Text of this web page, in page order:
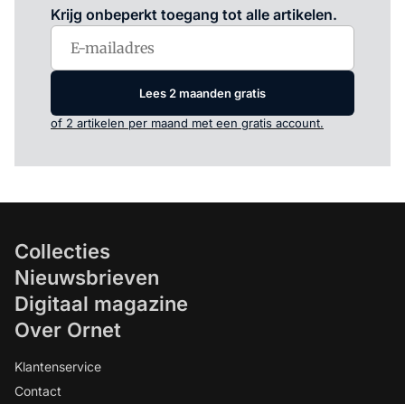
Krijg onbeperkt toegang tot alle artikelen.
Lees 2 maanden gratis
of 2 artikelen per maand met een gratis account.
Collecties
Nieuwsbrieven
Digitaal magazine
Over Ornet
Klantenservice
Contact